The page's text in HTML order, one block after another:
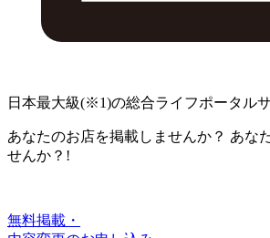
日本最大級(※1)の総合ライフポータル
あなたのお店を掲載しませんか？ あな
せんか？!
無料掲載・